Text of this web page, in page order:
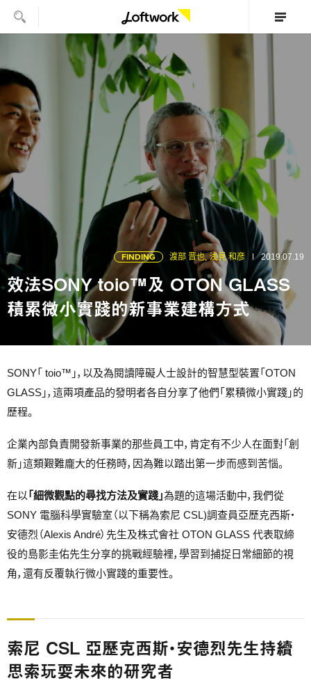
FINDING 渡部 晋也, 浅見 和彦 2019.07.19
效法SONY toio™及 OTON GLASS
積累微小實踐的新事業建構方式
SONY「 toio™」，以及為閱讀障礙人士設計的智慧型裝置「OTON
GLASS」，這兩項產品的發明者各自分享了他們「累積微小實踐」的
歷程。
企業內部負責開發新事業的那些員工中，肯定有不少人在面對「創
新」這類艱難龐大的任務時，因為難以踏出第一步而感到苦惱。
在以 「細微觀點的尋找方法及實踐」為題的這場活動中，我們從
SONY 電腦科學實驗室（以下稱為索尼 CSL)調查員亞歷克西斯・
安德烈（Alexis André）先生及株式會社 OTON GLASS 代表取締
役的島影圭佑先生分享的挑戰經驗裡，學習到捕捉日常細節的視
角，還有反覆執行微小實踐的重要性。
索尼 CSL 亞歷克西斯・安德烈先生持續
思索玩耍未來的研究者